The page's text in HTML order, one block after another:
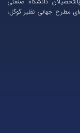
دانشگاه صنعتی
مطرح جهانی نظیر گوگل،